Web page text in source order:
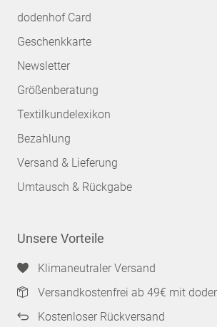
dodenhof Card
Geschenkkarte
Newsletter
Größenberatung
Textilkundelexikon
Bezahlung
Versand & Lieferung
Umtausch & Rückgabe
Unsere Vorteile
Klimaneutraler Versand
Versandkostenfrei ab 49€ mit
Kostenloser Rückversand